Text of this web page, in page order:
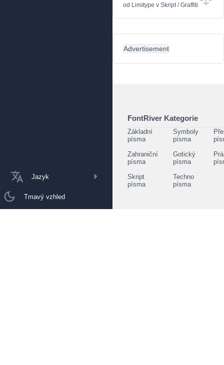
Jazyk
Tmavý vzhled
od Limitype v Skript/Graffiti
Advertisement
FontRiver Kategorie
Základní
písma
Symboly
písma
Zahraniční
písma
Gotický
písma
Skript
písma
Techno
písma